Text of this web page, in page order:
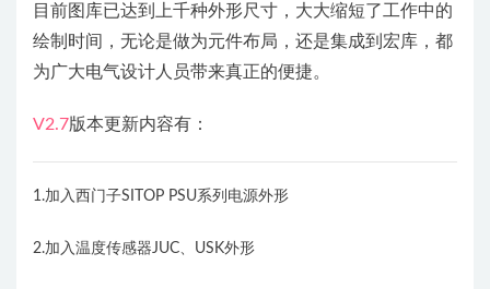
目前图库已达到上千种外形尺寸，大大缩短了工作中的
绘制时间，无论是做为元件布局，还是集成到宏库，都
为广大电气设计人员带来真正的便捷。
V2.7版本更新内容有：
1.加入西门子SITOP PSU系列电源外形
2.加入温度传感器JUC、USK外形